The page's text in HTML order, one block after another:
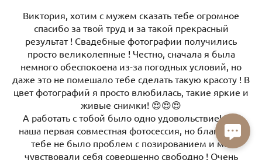
Виктория, хотим с мужем сказать тебе огромное
спасибо за твой труд и за такой прекрасный
результат ! Свадебные фотографии получились
просто великолепные ! Честно, сначала я была
немного обеспокоена из-за погодных условий, но
даже это не помешало тебе сделать такую красоту ! В
цвет фотографий я просто влюбилась, такие яркие и
живые снимки! 😍😍😍
А работать с тобой было одно удовольствие! Это
наша первая совместная фотосессия, но благодаря
тебе не было проблем с позированием и мы
чувствовали себя совершенно свободно ! Очень